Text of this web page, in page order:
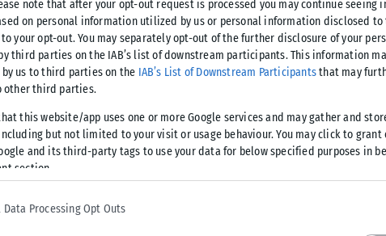
note that after your opt-out request is processed you may continue seeing
on personal information utilized by us or personal information disclosed
your opt-out. You may separately opt-out of the further disclosure of your
third parties on the IAB’s list of downstream participants. This information
by us to third parties on the IAB’s List of Downstream Participantsthat may
other third parties.
this website/app uses one or more Google services and may gather and
but not limited to your visit or usage behaviour. You may click to grant
and its third-party tags to use your data for below specified purposes in
section.
Data Processing Opt Outs
εξετάσεις. Είναι το εθνικό μας οικογενειακό ψυχόδραμα
να κοιτούν σαν να δικάζεται το μέλλον του σπιτιού.
Ότι το παιδί πρέπει να περάσει. Ότι αν δεν περάσει, κάτι
«καλή» σχολή, καλύτερα σε σχολή που να μπορεί να
τραπέζι, τότε έχασε το τρένο. Μόνο που η ζωή δεν είναι
καθυστερήσεις, επιστροφές, και μερικές φορές το παιδί
με τόση βεβαιότητα.
το βλέμμα μετά. Το βλέμμα του γονιού που προσπαθεί να
του συγγενή που ρωτάει «και τώρα τι;», σαν να έχει